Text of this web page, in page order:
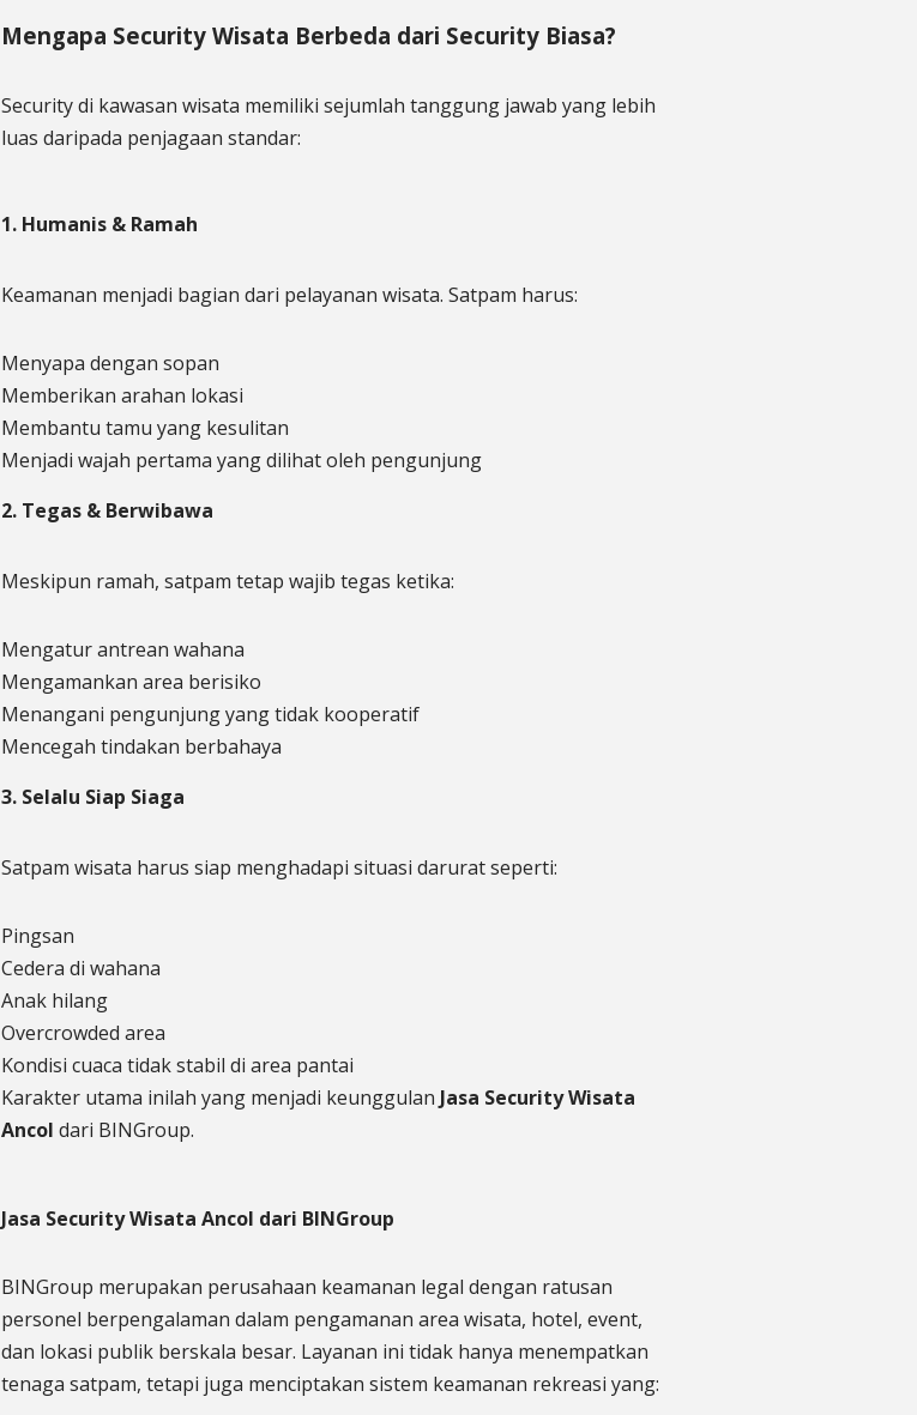
Mengapa Security Wisata Berbeda dari Security Biasa?
Security di kawasan wisata memiliki sejumlah tanggung jawab yang lebih
luas daripada penjagaan standar:
1. Humanis & Ramah
Keamanan menjadi bagian dari pelayanan wisata. Satpam harus:
Menyapa dengan sopan
Memberikan arahan lokasi
Membantu tamu yang kesulitan
Menjadi wajah pertama yang dilihat oleh pengunjung
2. Tegas & Berwibawa
Meskipun ramah, satpam tetap wajib tegas ketika:
Mengatur antrean wahana
Mengamankan area berisiko
Menangani pengunjung yang tidak kooperatif
Mencegah tindakan berbahaya
3. Selalu Siap Siaga
Satpam wisata harus siap menghadapi situasi darurat seperti:
Pingsan
Cedera di wahana
Anak hilang
Overcrowded area
Kondisi cuaca tidak stabil di area pantai
Karakter utama inilah yang menjadi keunggulan Jasa Security Wisata
Ancol dari BINGroup.
Jasa Security Wisata Ancol dari BINGroup
BINGroup merupakan perusahaan keamanan legal dengan ratusan
personel berpengalaman dalam pengamanan area wisata, hotel, event,
dan lokasi publik berskala besar. Layanan ini tidak hanya menempatkan
tenaga satpam, tetapi juga menciptakan sistem keamanan rekreasi yang: